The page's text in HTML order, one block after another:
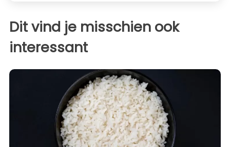
Dit vind je misschien ook
interessant